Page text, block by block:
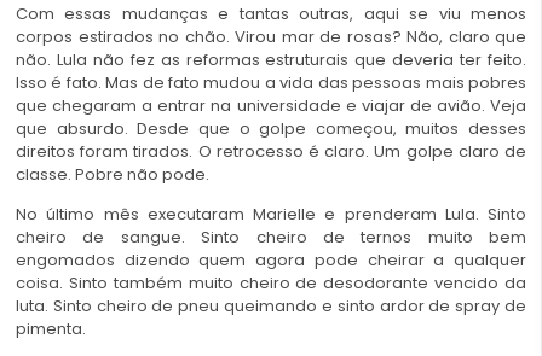
Com essas mudanças e tantas outras, aqui se viu menos
corpos estirados no chão. Virou mar de rosas? Não, claro que
não. Lula não fez as reformas estruturais que deveria ter feito.
Isso é fato. Mas de fato mudou a vida das pessoas mais pobres
que chegaram a entrar na universidade e viajar de avião. Veja
que absurdo. Desde que o golpe começou, muitos desses
direitos foram tirados. O retrocesso é claro. Um golpe claro de
classe. Pobre não pode.
No último mês executaram Marielle e prenderam Lula. Sinto
cheiro de sangue. Sinto cheiro de ternos muito bem
engomados dizendo quem agora pode cheirar a qualquer
coisa. Sinto também muito cheiro de desodorante vencido da
luta. Sinto cheiro de pneu queimando e sinto ardor de spray de
pimenta.